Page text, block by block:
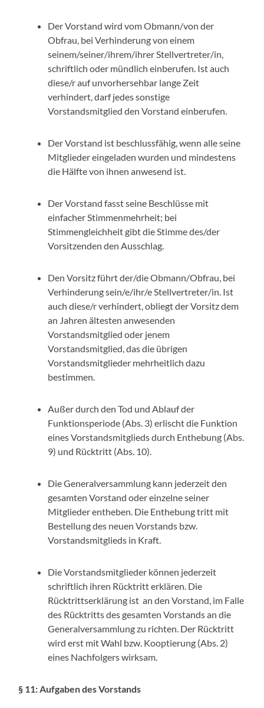
Der Vorstand wird vom Obmann/von der
Obfrau, bei Verhinderung von einem
seinem/seiner/ihrem/ihrer Stellvertreter/in,
schriftlich oder mündlich einberufen. Ist auch
diese/r auf unvorhersehbar lange Zeit
verhindert, darf jedes sonstige
Vorstandsmitglied den Vorstand einberufen.
Der Vorstand ist beschlussfähig, wenn alle seine
Mitglieder eingeladen wurden und mindestens
die Hälfte von ihnen anwesend ist.
Der Vorstand fasst seine Beschlüsse mit
einfacher Stimmenmehrheit; bei
Stimmengleichheit gibt die Stimme des/der
Vorsitzenden den Ausschlag.
Den Vorsitz führt der/die Obmann/Obfrau, bei
Verhinderung sein/e/ihr/e Stellvertreter/in. Ist
auch diese/r verhindert, obliegt der Vorsitz dem
an Jahren ältesten anwesenden
Vorstandsmitglied oder jenem
Vorstandsmitglied, das die übrigen
Vorstandsmitglieder mehrheitlich dazu
bestimmen.
Außer durch den Tod und Ablauf der
Funktionsperiode (Abs. 3) erlischt die Funktion
eines Vorstandsmitglieds durch Enthebung (Abs.
9) und Rücktritt (Abs. 10).
Die Generalversammlung kann jederzeit den
gesamten Vorstand oder einzelne seiner
Mitglieder entheben. Die Enthebung tritt mit
Bestellung des neuen Vorstands bzw.
Vorstandsmitglieds in Kraft.
Die Vorstandsmitglieder können jederzeit
schriftlich ihren Rücktritt erklären. Die
Rücktrittserklärung ist an den Vorstand, im Falle
des Rücktritts des gesamten Vorstands an die
Generalversammlung zu richten. Der Rücktritt
wird erst mit Wahl bzw. Kooptierung (Abs. 2)
eines Nachfolgers wirksam.
§ 11: Aufgaben des Vorstands